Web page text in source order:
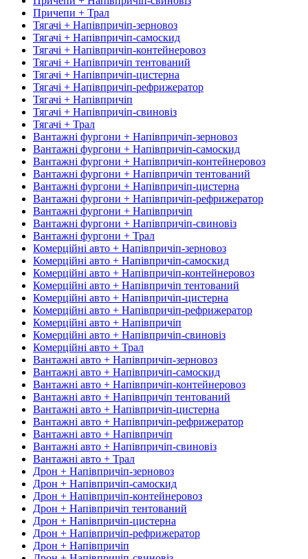
Причепи + Трал
Тягачі + Напівпричіп-зерновоз
Тягачі + Напівпричіп-самоскид
Тягачі + Напівпричіп-контейнеровоз
Тягачі + Напівпричіп тентований
Тягачі + Напівпричіп-цистерна
Тягачі + Напівпричіп-рефрижератор
Тягачі + Напівпричіп
Тягачі + Напівпричіп-свиновіз
Тягачі + Трал
Вантажні фургони + Напівпричіп-зерновоз
Вантажні фургони + Напівпричіп-самоскид
Вантажні фургони + Напівпричіп-контейнеровоз
Вантажні фургони + Напівпричіп тентований
Вантажні фургони + Напівпричіп-цистерна
Вантажні фургони + Напівпричіп-рефрижератор
Вантажні фургони + Напівпричіп
Вантажні фургони + Напівпричіп-свиновіз
Вантажні фургони + Трал
Комерційні авто + Напівпричіп-зерновоз
Комерційні авто + Напівпричіп-самоскид
Комерційні авто + Напівпричіп-контейнеровоз
Комерційні авто + Напівпричіп тентований
Комерційні авто + Напівпричіп-цистерна
Комерційні авто + Напівпричіп-рефрижератор
Комерційні авто + Напівпричіп
Комерційні авто + Напівпричіп-свиновіз
Комерційні авто + Трал
Вантажні авто + Напівпричіп-зерновоз
Вантажні авто + Напівпричіп-самоскид
Вантажні авто + Напівпричіп-контейнеровоз
Вантажні авто + Напівпричіп тентований
Вантажні авто + Напівпричіп-цистерна
Вантажні авто + Напівпричіп-рефрижератор
Вантажні авто + Напівпричіп
Вантажні авто + Напівпричіп-свиновіз
Вантажні авто + Трал
Дрон + Напівпричіп-зерновоз
Дрон + Напівпричіп-самоскид
Дрон + Напівпричіп-контейнеровоз
Дрон + Напівпричіп тентований
Дрон + Напівпричіп-цистерна
Дрон + Напівпричіп-рефрижератор
Дрон + Напівпричіп